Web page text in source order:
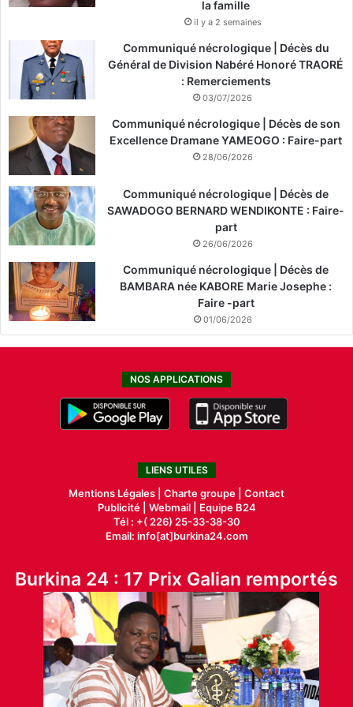
la famille
il y a 2 semaines
Communiqué nécrologique | Décès du
Général de Division Nabéré Honoré TRAORÉ
: Remerciements
03/07/2026
Communiqué nécrologique | Décès de son
Excellence Dramane YAMEOGO : Faire-part
28/06/2026
Communiqué nécrologique | Décès de
SAWADOGO BERNARD WENDIKONTE : Faire-
part
26/06/2026
Communiqué nécrologique | Décès de
BAMBARA née KABORE Marie Josephe :
Faire -part
01/06/2026
NOS APPLICATIONS
LIENS UTILES
Mentions Légales | Charte groupe | Contact
Publicité| Webmail |
Equipe B24
Tél : +( 226) 25-33-38-30
Email: info[at]burkina24.com
Burkina 24 : 17 Prix Galian remportés